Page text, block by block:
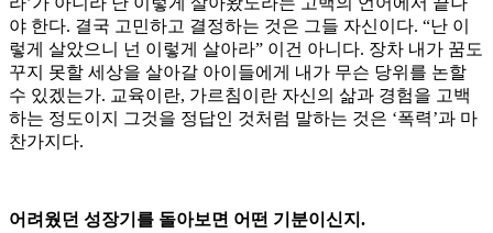
야 한다. 결국 고민하고 결정하는 것은 그들 자신이다. “난 이
렇게 살았으니 넌 이렇게 살아라” 이건 아니다. 장차 내가 꿈도
꾸지 못할 세상을 살아갈 아이들에게 내가 무슨 당위를 논할
수 있겠는가. 교육이란, 가르침이란 자신의 삶과 경험을 고백
하는 정도이지 그것을 정답인 것처럼 말하는 것은 ‘폭력’과 마
찬가지다.
어려웠던 성장기를 돌아보면 어떤 기분이신지.